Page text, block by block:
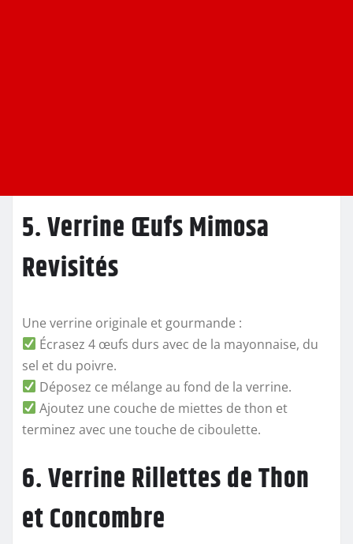
5. Verrine Œufs Mimosa
Revisités
Une verrine originale et gourmande :
Écrasez 4 œufs durs avec de la mayonnaise, du
sel et du poivre.
Déposez ce mélange au fond de la verrine.
Ajoutez une couche de miettes de thon et
terminez avec une touche de ciboulette.
6. Verrine Rillettes de Thon
et Concombre